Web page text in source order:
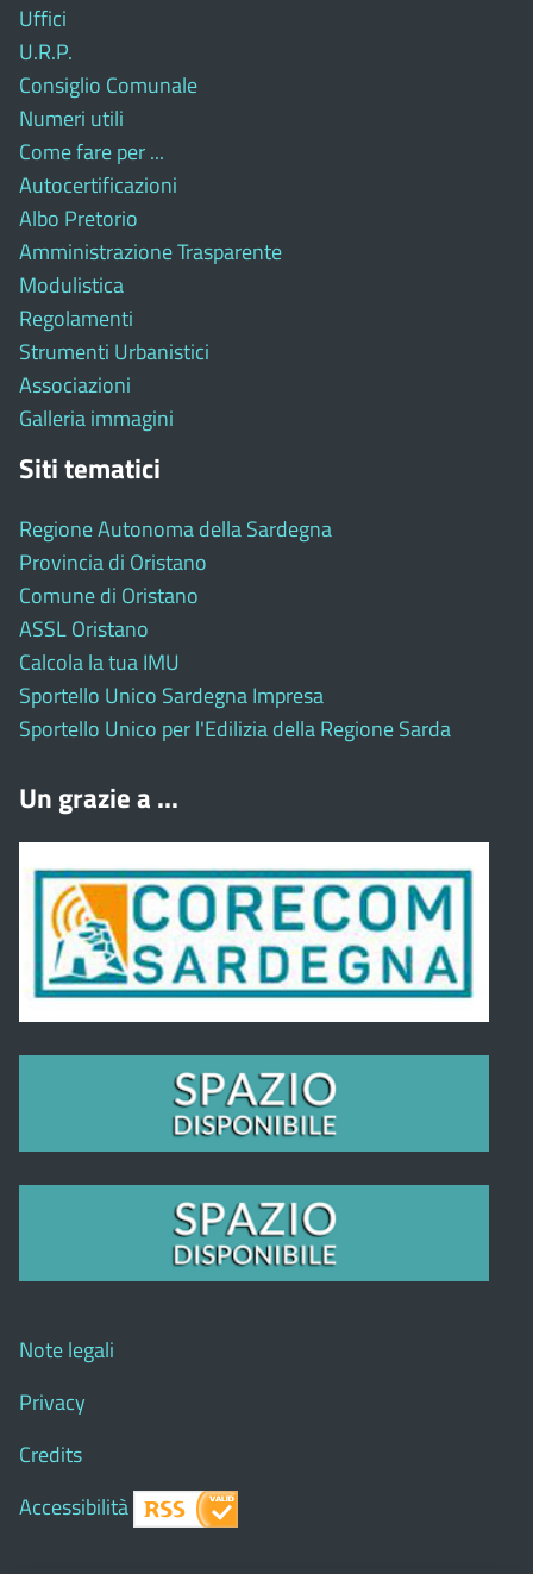
Uffici
U.R.P.
Consiglio Comunale
Numeri utili
Come fare per ...
Autocertificazioni
Albo Pretorio
Amministrazione Trasparente
Modulistica
Regolamenti
Strumenti Urbanistici
Associazioni
Galleria immagini
Siti tematici
Regione Autonoma della Sardegna
Provincia di Oristano
Comune di Oristano
ASSL Oristano
Calcola la tua IMU
Sportello Unico Sardegna Impresa
Sportello Unico per l'Edilizia della Regione Sarda
Un grazie a ...
Note legali
Privacy
Credits
Accessibilità